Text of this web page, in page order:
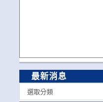
最新消息
選取分類